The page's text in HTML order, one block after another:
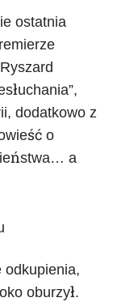
ostatnia
dodatkowo z
o
a
odkupienia,
oburzył.